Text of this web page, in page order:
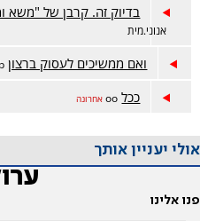
בדיוק זה. קרבן של "משא
אנוני.מית
ואם ממשיכים לעסוק ברצון
ככל oo אחרונה
אולי יעניין אותך
פנו אלינו